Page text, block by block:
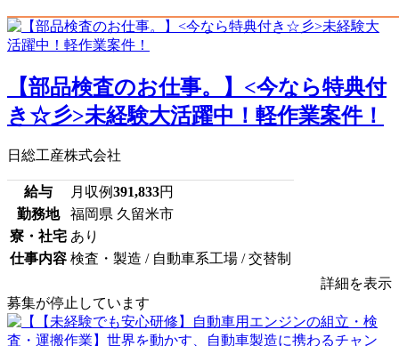
【部品検査のお仕事。】<今なら特典付
き☆彡>未経験大活躍中！軽作業案件！
日総工産株式会社
給与 月収例391,833円
勤務地
福岡県 久留米市
寮・社宅 あり
仕事内容 検査・製造 / 自動車系工場 / 交替制
詳細を表示
募集が停止しています